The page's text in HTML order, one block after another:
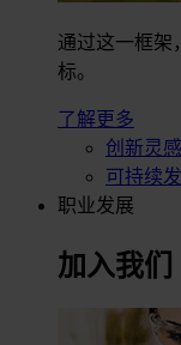
通过这一框架
标。
了解更多
创新灵感
可持续
职业发展
加入我们